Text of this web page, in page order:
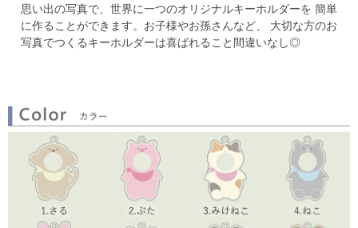
思い出の写真で、世界に一つのオリジナルキーホルダーを 簡単
に作ることができます。お子様やお孫さんなど、
大切な方のお
写真でつくるキーホルダーは喜ばれること間違いなし◎